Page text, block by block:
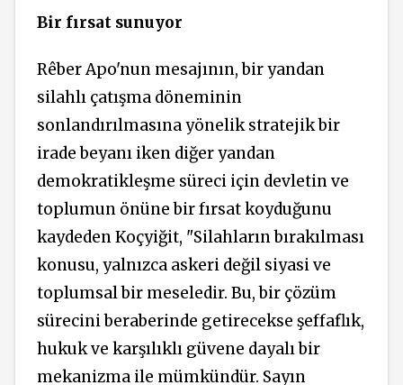
Bir fırsat sunuyor
Rêber Apo'nun mesajının, bir yandan
silahlı çatışma döneminin
sonlandırılmasına yönelik stratejik bir
irade beyanı iken diğer yandan
demokratikleşme süreci için devletin ve
toplumun önüne bir fırsat koyduğunu
kaydeden Koçyiğit, "Silahların bırakılması
konusu, yalnızca askeri değil siyasi ve
toplumsal bir meseledir. Bu, bir çözüm
sürecini beraberinde getirecekse şeffaflık,
hukuk ve karşılıklı güvene dayalı bir
mekanizma ile mümkündür. Sayın